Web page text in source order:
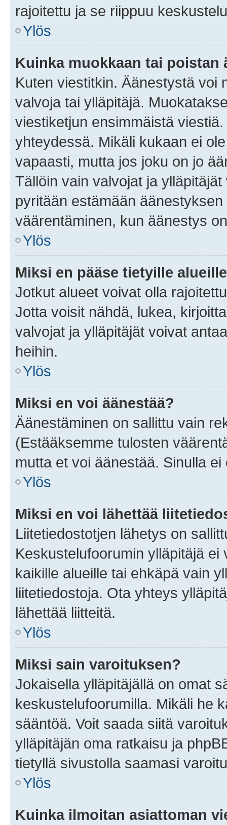
rajoitettu ja se riippuu
Ylös
Kuinka muokkaan tai poistan
Kuten viestitkin. Äänestystä voi
valvoja tai ylläpitäjä.
viestiketjun ensimmäistä
yhteydessä. Mikäli kukaan ei
vapaasti, mutta jos joku on jo
Tällöin vain valvojat ja
pyritään estämään
väärentäminen, kun äänestys
Ylös
Miksi en pääse tietyille
Jotkut alueet voivat olla
Jotta voisit nähdä, lukea,
valvojat ja ylläpitäjät voivat
heihin.
Ylös
Miksi en voi äänestää?
Äänestäminen on sallittu vain
(Estääksemme tulosten
mutta et voi äänestää. Sinulla
Ylös
Miksi en voi lähettää
Liitetiedostotjen lähetys on
Keskustelufoorumin ylläpitäjä
kaikille alueille tai ehkäpä vain
liitetiedostoja. Ota yhteys
lähettää liitteitä.
Ylös
Miksi sain varoituksen?
Jokaisella ylläpitäjällä on omat
keskustelufoorumilla. Mikäli he
sääntöä. Voit saada siitä
ylläpitäjän oma ratkaisu ja
tietyllä sivustolla saamasi
Ylös
Kuinka ilmoitan asiattoman